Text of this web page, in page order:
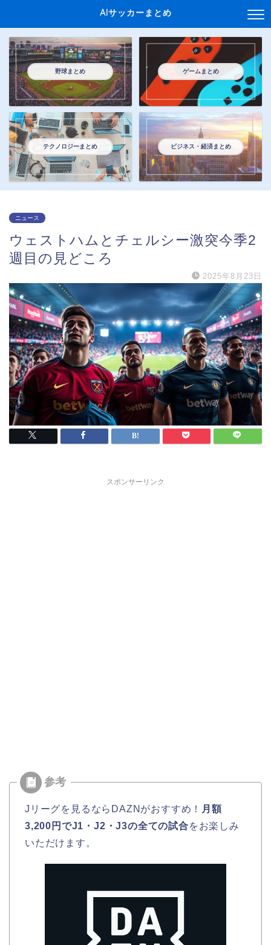
AIサッカーまとめ
野球まとめ ゲームまとめ
テクノロジーまとめ ビジネス・経済まとめ
ニュース
ウェストハムとチェルシー激突今季2
週目の見どころ
2025年8月23日
スポンサーリンク
Jリーグを見るならDAZNがおすすめ！
月額
3,200円でJ1・J2・J3の全ての試合をお楽しみ
いただけます。